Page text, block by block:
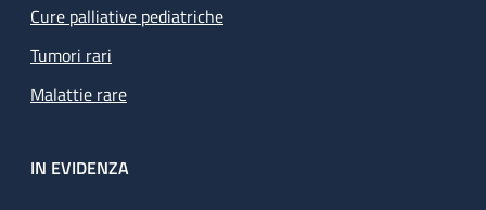
Cure palliative pediatriche
Tumori rari
Malattie rare
IN EVIDENZA